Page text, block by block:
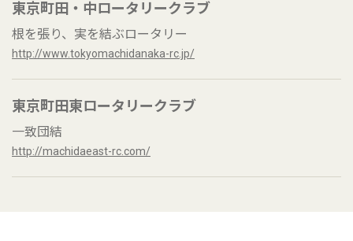
東京町田・中ロータリークラブ
根を張り、実を結ぶロータリー
http://www.tokyomachidanaka-rc.jp/
東京町田東ロータリークラブ
一致団結
http://machidaeast-rc.com/